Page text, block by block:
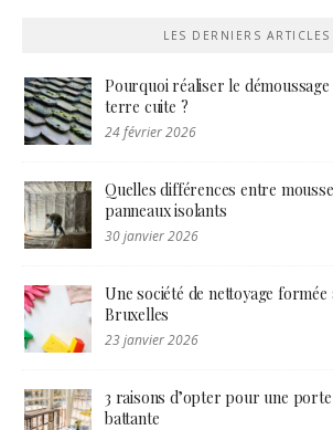
LES DERNIERS ARTICLES
Pourquoi réaliser le
terre cuite ?
24 février 2026
Quelles différences entre
panneaux isolants
30 janvier 2026
Une société de nettoyage formée
Bruxelles
23 janvier 2026
3 raisons d’opter pour une
battante